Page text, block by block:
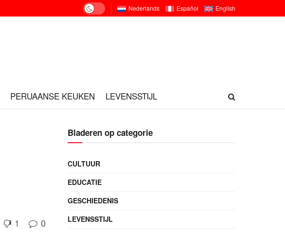
Nederlands Español English
PERUAANSE KEUKEN LEVENSSTIJL
1 0
Bladeren op categorie
CULTUUR
EDUCATIE
GESCHIEDENIS
LEVENSSTIJL